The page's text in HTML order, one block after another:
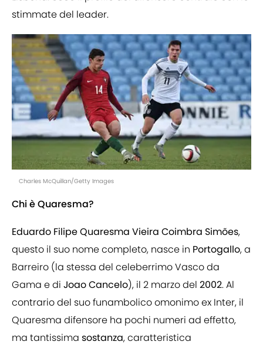
stimmate del leader.
Charles McQuillan/Getty Images
Chi è Quaresma?
Eduardo Filipe Quaresma Vieira Coimbra Simões,
questo il suo nome completo, nasce in Portogallo, a
Barreiro (la stessa del celeberrimo Vasco da
Gama e di Joao Cancelo), il 2 marzo del 2002. Al
contrario del suo funambolico omonimo ex Inter, il
Quaresma difensore ha pochi numeri ad effetto,
ma tantissima sostanza, caratteristica